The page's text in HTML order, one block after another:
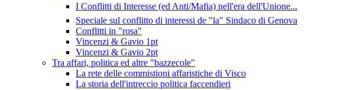
I Conflitti di Interesse (ed Anti/Mafia) nell'era dell'Unione...
Speciale sul conflitto di interessi de "la" Sindaco di Genova
Conflitti in "rosa"
Vincenzi & Gavio 1pt
Vincenzi & Gavio 2pt
Tra affari, politica ed altre "bazzecole"
La rete delle commistioni affaristiche di Visco
La storia dell'intreccio politica faccendieri